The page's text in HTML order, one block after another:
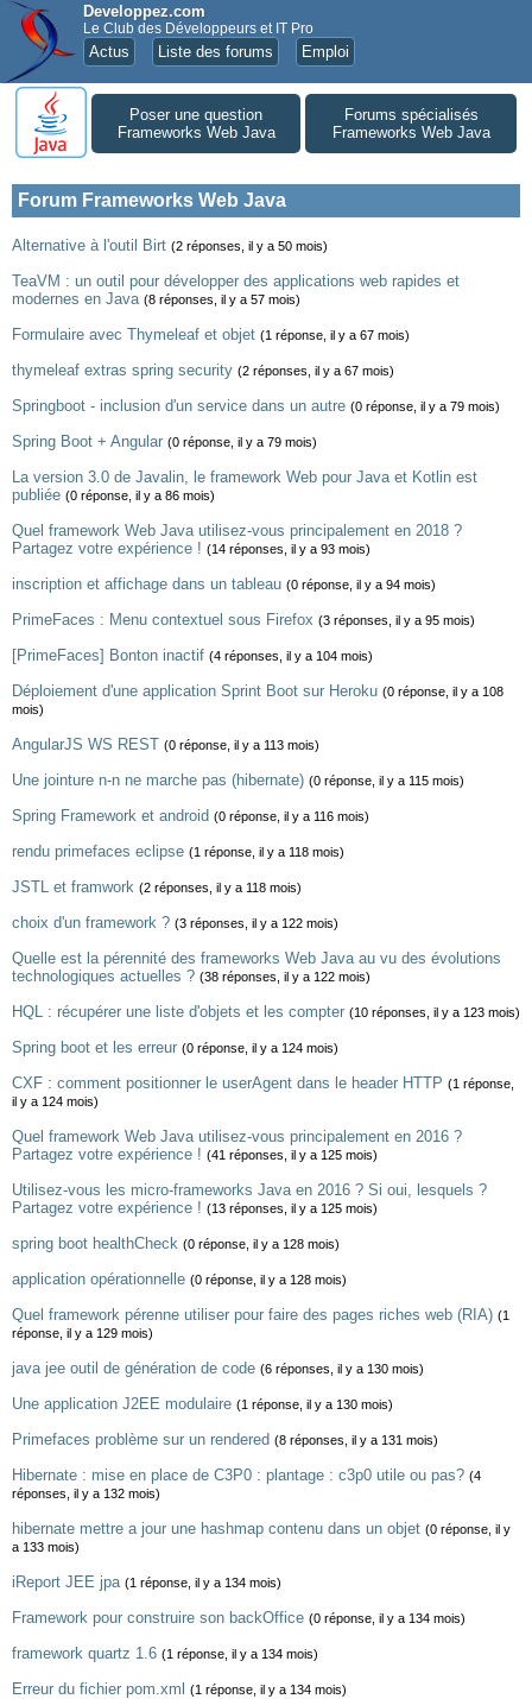
Developpez.com
Le Club des Développeurs et IT Pro
Actus Liste des forums Emploi
Poser une question
Frameworks Web Java
Forums spécialisés
Frameworks Web Java
Forum Frameworks Web Java
Alternative à l'outil Birt (2 réponses, il y a 50 mois)
TeaVM : un outil pour développer des applications web rapides et
modernes en Java (8 réponses, il y a 57 mois)
Formulaire avec Thymeleaf et objet (1 réponse, il y a 67 mois)
thymeleaf extras spring security (2 réponses, il y a 67 mois)
Springboot - inclusion d'un service dans un autre (0 réponse, il y a 79 mois)
Spring Boot + Angular (0 réponse, il y a 79 mois)
La version 3.0 de Javalin, le framework Web pour Java et Kotlin est
publiée (0 réponse, il y a 86 mois)
Quel framework Web Java utilisez-vous principalement en 2018 ?
Partagez votre expérience ! (14 réponses, il y a 93 mois)
inscription et affichage dans un tableau (0 réponse, il y a 94 mois)
PrimeFaces : Menu contextuel sous Firefox (3 réponses, il y a 95 mois)
[PrimeFaces] Bonton inactif (4 réponses, il y a 104 mois)
Déploiement d'une application Sprint Boot sur Heroku (0 réponse, il y a 108
mois)
AngularJS WS REST (0 réponse, il y a 113 mois)
Une jointure n-n ne marche pas (hibernate) (0 réponse, il y a 115 mois)
Spring Framework et android (0 réponse, il y a 116 mois)
rendu primefaces eclipse (1 réponse, il y a 118 mois)
JSTL et framwork (2 réponses, il y a 118 mois)
choix d'un framework ? (3 réponses, il y a 122 mois)
Quelle est la pérennité des frameworks Web Java au vu des évolutions
technologiques actuelles ? (38 réponses, il y a 122 mois)
HQL : récupérer une liste d'objets et les compter (10 réponses, il y a 123 mois)
Spring boot et les erreur (0 réponse, il y a 124 mois)
CXF : comment positionner le userAgent dans le header HTTP (1 réponse,
il y a 124 mois)
Quel framework Web Java utilisez-vous principalement en 2016 ?
Partagez votre expérience ! (41 réponses, il y a 125 mois)
Utilisez-vous les micro-frameworks Java en 2016 ? Si oui, lesquels ?
Partagez votre expérience ! (13 réponses, il y a 125 mois)
spring boot healthCheck (0 réponse, il y a 128 mois)
application opérationnelle (0 réponse, il y a 128 mois)
Quel framework pérenne utiliser pour faire des pages riches web (RIA) (1
réponse, il y a 129 mois)
java jee outil de génération de code (6 réponses, il y a 130 mois)
Une application J2EE modulaire (1 réponse, il y a 130 mois)
Primefaces problème sur un rendered (8 réponses, il y a 131 mois)
Hibernate : mise en place de C3P0 : plantage : c3p0 utile ou pas? (4
réponses, il y a 132 mois)
hibernate mettre a jour une hashmap contenu dans un objet (0 réponse, il y
a 133 mois)
iReport JEE jpa (1 réponse, il y a 134 mois)
Framework pour construire son backOffice (0 réponse, il y a 134 mois)
framework quartz 1.6 (1 réponse, il y a 134 mois)
Erreur du fichier pom.xml (1 réponse, il y a 134 mois)